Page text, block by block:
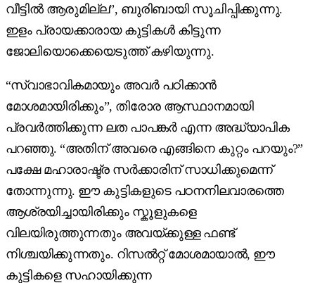
വീട്ടിൽ ആരുമില്ല”, ബുരിബായി സൂചിപ്പിക്കുന്നു.
ഇളം പ്രായക്കാരായ കുട്ടികൾ കിട്ടുന്ന
ജോലിയൊക്കെയെടുത്ത് കഴിയുന്നു.
“സ്വാഭാവികമായും അവർ പഠിക്കാൻ
മോശമായിരിക്കും”, തിരോര ആസ്ഥാനമായി
പ്രവർത്തിക്കുന്ന ലത പാപങ്കർ എന്ന അദ്ധ്യാപിക
പറഞ്ഞു. “അതിന് അവരെ എങ്ങിനെ കുറ്റം പറയും?”
പക്ഷേ മഹാരാഷ്ട്ര സർക്കാരിന് സാധിക്കുമെന്ന്
തോന്നുന്നു. ഈ കുട്ടികളുടെ പഠനനിലവാരത്തെ
ആശ്രയിച്ചായിരിക്കും സ്കൂളുകളെ
വിലയിരുത്തുന്നതും അവയ്ക്കുള്ള ഫണ്ട്
നിശ്ചയിക്കുന്നതും. റിസൽറ്റ് മോശമായാൽ, ഈ
കുട്ടികളെ സഹായിക്കുന്ന